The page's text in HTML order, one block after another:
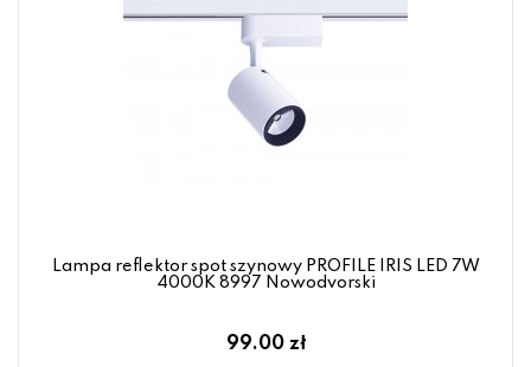
Lampa reflektor spot szynowy PROFILE IRIS LED 7W
4000K 8997 Nowodvorski
99.00 zł